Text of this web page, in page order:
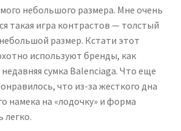
небольшого размера. Мне очень
такая игра контрастов — толстый
размер. Кстати этот
используют бренды, как
сумка Balenciaga. Что еще
что из-за жесткого дна
намека на «лодочку» и форма
легко.